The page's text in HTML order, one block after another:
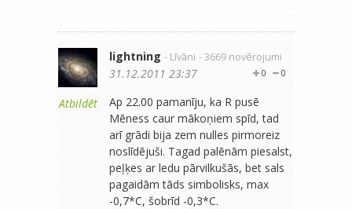
Atbildēt
lightning - Līvāni - 3669 novērojumi
0
0
31.12.2011 23:37
Ap 22.00 pamanīju, ka R pusē
Mēness caur mākoņiem spīd, tad
arī grādi bija zem nulles pirmoreiz
noslīdējuši. Tagad palēnām piesalst,
peļķes ar ledu pārvilkušās, bet sals
pagaidām tāds simbolisks, max
-0,7*C, šobrīd -0,3*C.